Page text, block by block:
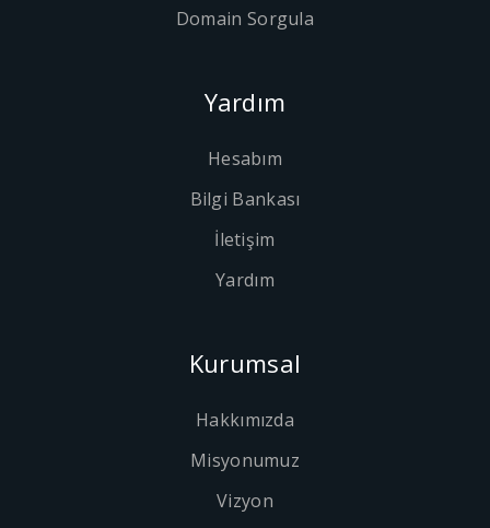
Domain Sorgula
Yardım
Hesabım
Bilgi Bankası
İletişim
Yardım
Kurumsal
Hakkımızda
Misyonumuz
Vizyon